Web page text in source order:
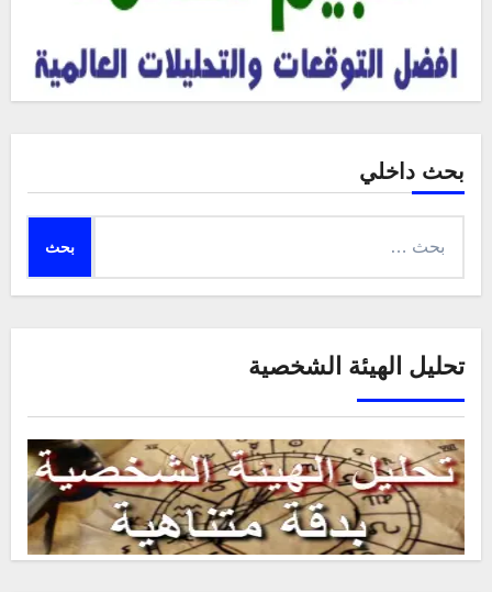
بحث داخلي
عن:
تحليل الهيئة الشخصية